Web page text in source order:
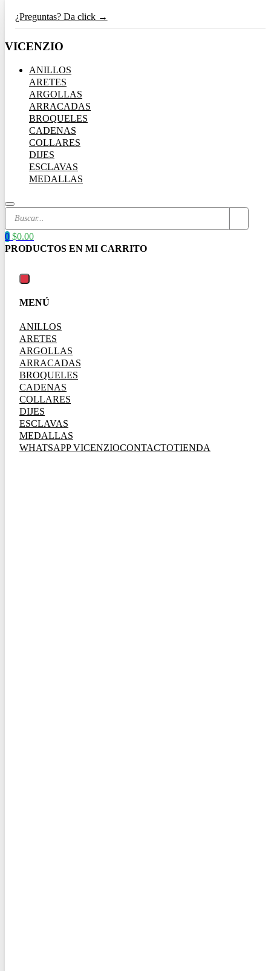
¿Preguntas? Da click →
VICENZIO
ANILLOS
ARETES
ARGOLLAS
ARRACADAS
BROQUELES
CADENAS
COLLARES
DIJES
ESCLAVAS
MEDALLAS
Search
0 $0.00
MENÚ
ANILLOS
ARETES
ARGOLLAS
ARRACADAS
BROQUELES
CADENAS
COLLARES
DIJES
ESCLAVAS
MEDALLAS
WHATSAPP VICENZIOCONTACTOTIENDA